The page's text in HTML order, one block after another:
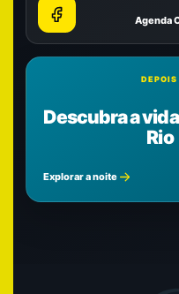
Agenda
DEPOIS
Descubra a
Rio
Explorar a noite